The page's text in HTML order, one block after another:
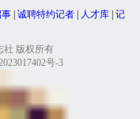
事 |诚聘特约记者 人才库 |记
社 版权所有
号-3